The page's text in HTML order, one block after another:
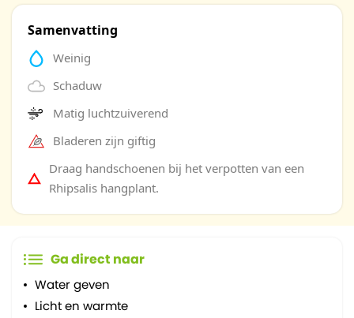
Samenvatting
Weinig
Schaduw
Matig luchtzuiverend
Bladeren zijn giftig
Draag handschoenen bij het verpotten van een
Rhipsalis hangplant.
Ga direct naar
Water geven
Licht en warmte